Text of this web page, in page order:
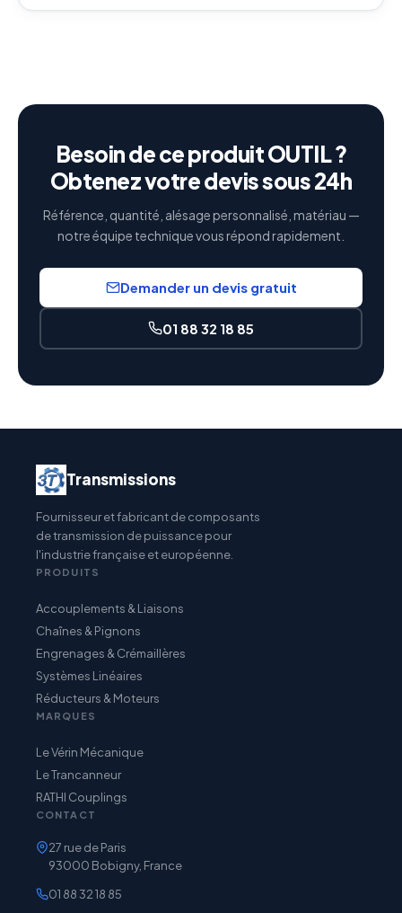
Besoin de ce produit OUTIL ?
Obtenez votre devis sous 24h
Référence, quantité, alésage personnalisé, matériau —
notre équipe technique vous répond rapidement.
Demander un devis gratuit
01 88 32 18 85
Transmissions
Fournisseur et fabricant de composants
de transmission de puissance pour
l'industrie française et européenne.
PRODUITS
Accouplements & Liaisons
Chaînes & Pignons
Engrenages & Crémaillères
Systèmes Linéaires
Réducteurs & Moteurs
MARQUES
Le Vérin Mécanique
Le Trancanneur
RATHI Couplings
CONTACT
27 rue de Paris
93000 Bobigny, France
01 88 32 18 85